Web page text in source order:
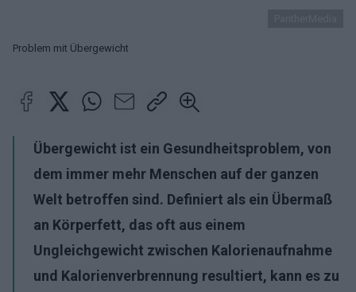
Problem mit Übergewicht
Übergewicht ist ein Gesundheitsproblem, von
dem immer mehr Menschen auf der ganzen
Welt betroffen sind. Definiert als ein Übermaß
an Körperfett, das oft aus einem
Ungleichgewicht zwischen Kalorienaufnahme
und Kalorienverbrennung resultiert, kann es zu